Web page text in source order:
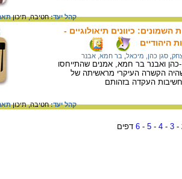
קהל יעד:חטיבה,תיכון
השמונים: כיוונים תיאולוגיים -
היהודיים
סגן כהן, מיכאל בר חמא, אבנר
כהן ואבנר בר חמא, אמנים שהתייחסו
הקשרה העיקרי מראשיתה של
העקדה בזהותם
קהל יעד:חטיבה,תיכון
-
3
-
4
-
5
-
6 דפים